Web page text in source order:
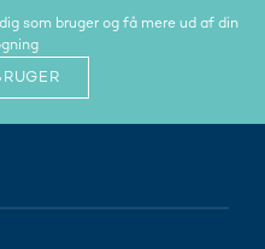
som bruger og få mere ud af din